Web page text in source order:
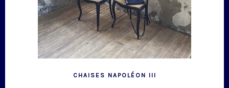
CHAISES NAPOLÉON III